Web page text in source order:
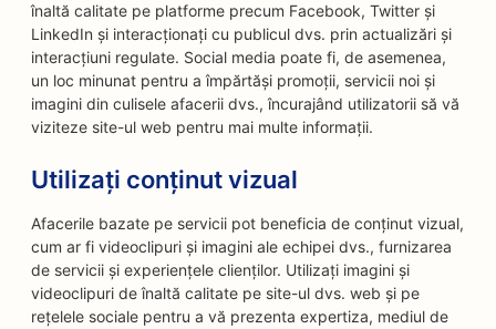
înaltă calitate pe platforme precum Facebook, Twitter și
LinkedIn și interacționați cu publicul dvs. prin actualizări și
interacțiuni regulate. Social media poate fi, de asemenea,
un loc minunat pentru a împărtăși promoții, servicii noi și
imagini din culisele afacerii dvs., încurajând utilizatorii să vă
viziteze site-ul web pentru mai multe informații.
Utilizați conținut vizual
Afacerile bazate pe servicii pot beneficia de conținut vizual,
cum ar fi videoclipuri și imagini ale echipei dvs., furnizarea
de servicii și experiențele clienților. Utilizați imagini și
videoclipuri de înaltă calitate pe site-ul dvs. web și pe
rețelele sociale pentru a vă prezenta expertiza, mediul de